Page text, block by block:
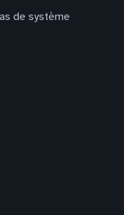
de système